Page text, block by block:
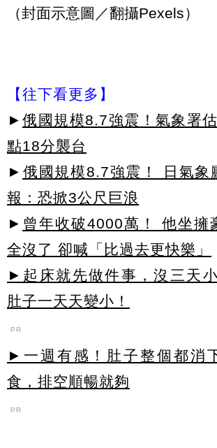
（封面示意圖／翻攝Pexels）
【往下看更多】
► 俄國規模8.7強震！氣象署
點18分襲台
► 俄國規模8.7強震！ 日氣象
報：恐掀3公尺巨浪
► 曾年收破4000萬！ 他坐擁
全沒了 卻喊「比過去更快樂」
►起床就先做件事，沒三天
肚子一天天變小！
PR
►一週有感！肚子整個都消
食，排空順暢就夠
PR